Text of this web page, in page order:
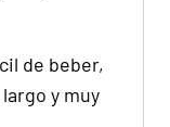
de beber,
y muy